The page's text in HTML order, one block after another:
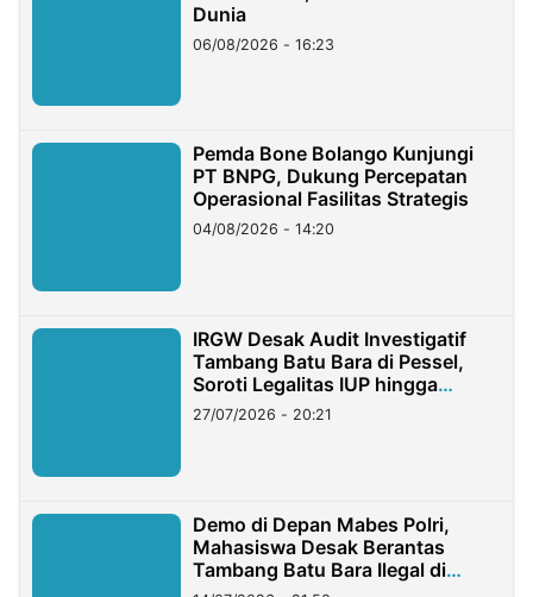
Dunia
06/08/2026 - 16:23
Pemda Bone Bolango Kunjungi
PT BNPG, Dukung Percepatan
Operasional Fasilitas Strategis
04/08/2026 - 14:20
IRGW Desak Audit Investigatif
Tambang Batu Bara di Pessel,
Soroti Legalitas IUP hingga
Stockpile
27/07/2026 - 20:21
Demo di Depan Mabes Polri,
Mahasiswa Desak Berantas
Tambang Batu Bara Ilegal di
Lampung